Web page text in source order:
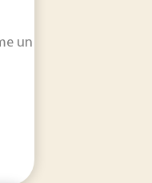
Google. C’est bien
un moteur